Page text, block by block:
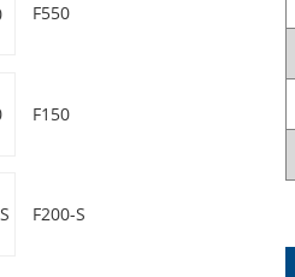
F550
F150
F200-S